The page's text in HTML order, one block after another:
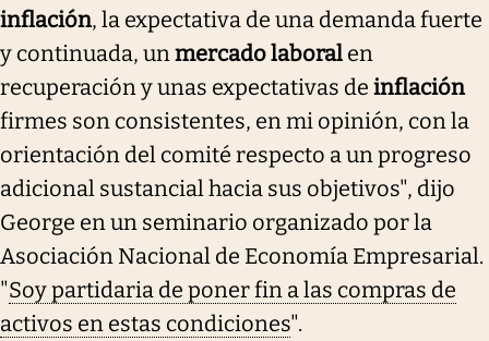
inflación, la expectativa de una demanda fuerte
y continuada, unmercado laboral en
recuperación y unas expectativas de inflación
firmes son consistentes, en mi opinión, con la
orientación del comité respecto a un progreso
adicional sustancial hacia sus objetivos", dijo
George en un seminario organizado por la
Asociación Nacional de Economía Empresarial.
"Soy partidaria de poner fin a las compras de
activos en estas condiciones".